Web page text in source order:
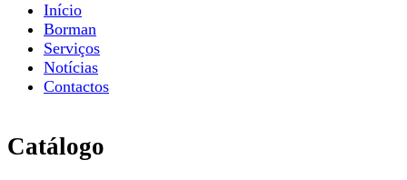
Início
Borman
Serviços
Notícias
Contactos
Catálogo